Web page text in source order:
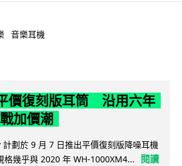
音樂耳機
價復刻版耳筒 沿用六年
加價潮
劃於 9 月 7 日推出平價復刻版降噪耳機
格幾乎與 2020 年 WH-1000XM4...
閱讀